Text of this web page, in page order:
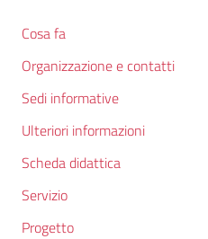
Cosa fa
Organizzazione e contatti
Sedi informative
Ulteriori informazioni
Scheda didattica
Servizio
Progetto